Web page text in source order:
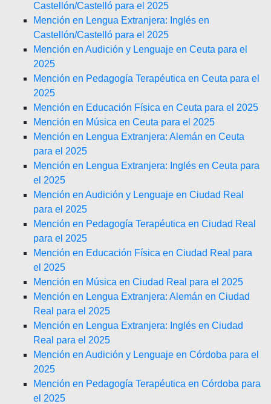
Castellón/Castelló para el 2025
Mención en Lengua Extranjera: Inglés en
Castellón/Castelló para el 2025
Mención en Audición y Lenguaje en Ceuta para el
2025
Mención en Pedagogía Terapéutica en Ceuta para el
2025
Mención en Educación Física en Ceuta para el 2025
Mención en Música en Ceuta para el 2025
Mención en Lengua Extranjera: Alemán en Ceuta
para el 2025
Mención en Lengua Extranjera: Inglés en Ceuta para
el 2025
Mención en Audición y Lenguaje en Ciudad Real
para el 2025
Mención en Pedagogía Terapéutica en Ciudad Real
para el 2025
Mención en Educación Física en Ciudad Real para
el 2025
Mención en Música en Ciudad Real para el 2025
Mención en Lengua Extranjera: Alemán en Ciudad
Real para el 2025
Mención en Lengua Extranjera: Inglés en Ciudad
Real para el 2025
Mención en Audición y Lenguaje en Córdoba para el
2025
Mención en Pedagogía Terapéutica en Córdoba para
el 2025